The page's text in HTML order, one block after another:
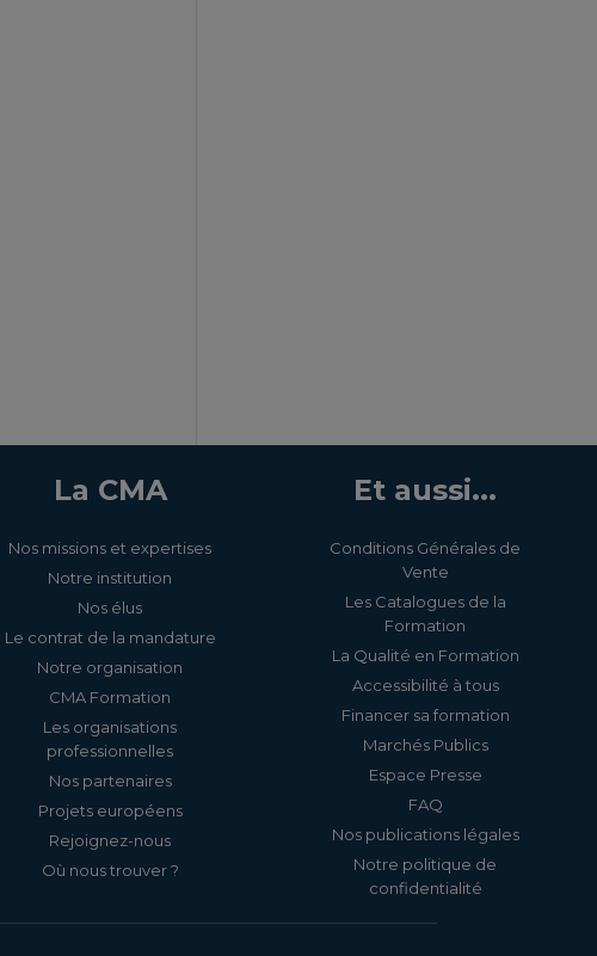
La CMA
Nos missions et expertises
Notre institution
Nos élus
Le contrat de la mandature
Notre organisation
CMA Formation
Les organisations
professionnelles
Nos partenaires
Projets européens
Rejoignez-nous
Où nous trouver ?
Et aussi...
Conditions Générales de
Vente
Les Catalogues de la
Formation
La Qualité en Formation
Accessibilité à tous
Financer sa formation
Marchés Publics
Espace Presse
FAQ
Nos publications légales
Notre politique de
confidentialité